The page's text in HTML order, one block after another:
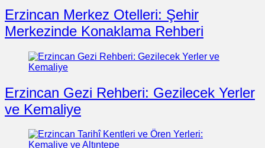
Erzincan Merkez Otelleri: Şehir
Merkezinde Konaklama Rehberi
Erzincan Gezi Rehberi: Gezilecek Yerler
ve Kemaliye